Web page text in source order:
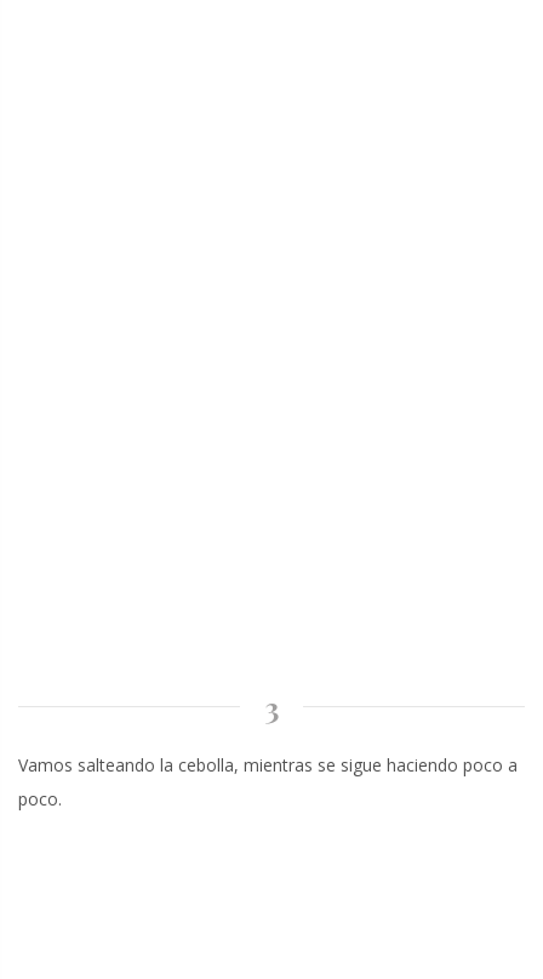
3
Vamos salteando la cebolla, mientras se sigue haciendo poco a
poco.